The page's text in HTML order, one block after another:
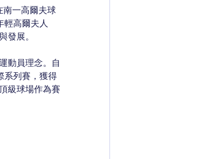
南一高爾夫球
輕高爾夫人
發展。
動員理念。自
系列賽，獲得
級球場作為賽